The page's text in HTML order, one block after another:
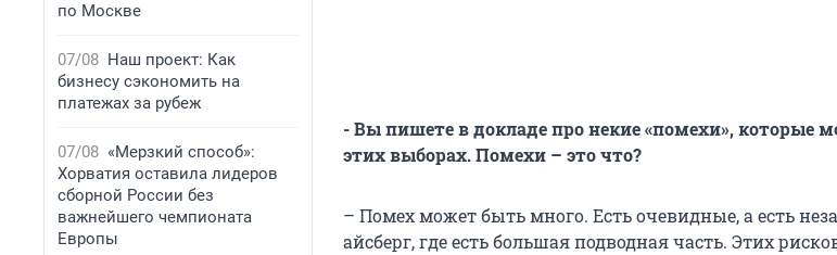
по Москве
07/08 Наш проект: Как
бизнесу сэкономить на
платежах за рубеж
07/08 «Мерзкий способ»:
Хорватия оставила лидеров
сборной России без
важнейшего чемпионата
Европы
- Вы пишете в докладе про некие «помехи», которые
этих выборах. Помехи – это что?
– Помех может быть много. Есть очевидные, а есть
айсберг, где есть большая подводная часть. Этих